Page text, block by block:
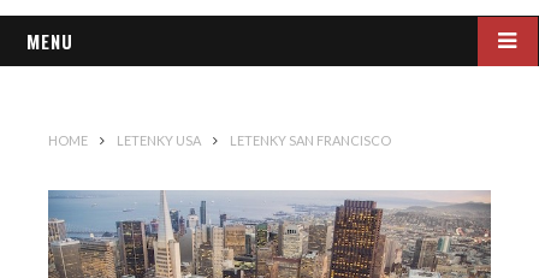
MENU
HOME LETENKY USA LETENKY SAN FRANCISCO